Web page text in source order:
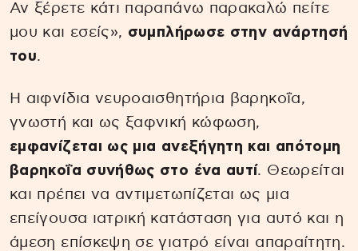
Αν ξέρετε κάτι παραπάνω παρακαλώ πείτε
μου και εσείς», συμπλήρωσε στην ανάρτησή
του.
Η αιφνίδια νευροαισθητήρια βαρηκοΐα,
γνωστή και ως ξαφνική κώφωση,
εμφανίζεται ως μια ανεξήγητη και απότομη
βαρηκοΐα συνήθως στο ένα αυτί. Θεωρείται
και πρέπει να αντιμετωπίζεται ως μια
επείγουσα ιατρική κατάσταση για αυτό και η
άμεση επίσκεψη σε γιατρό είναι απαραίτητη.